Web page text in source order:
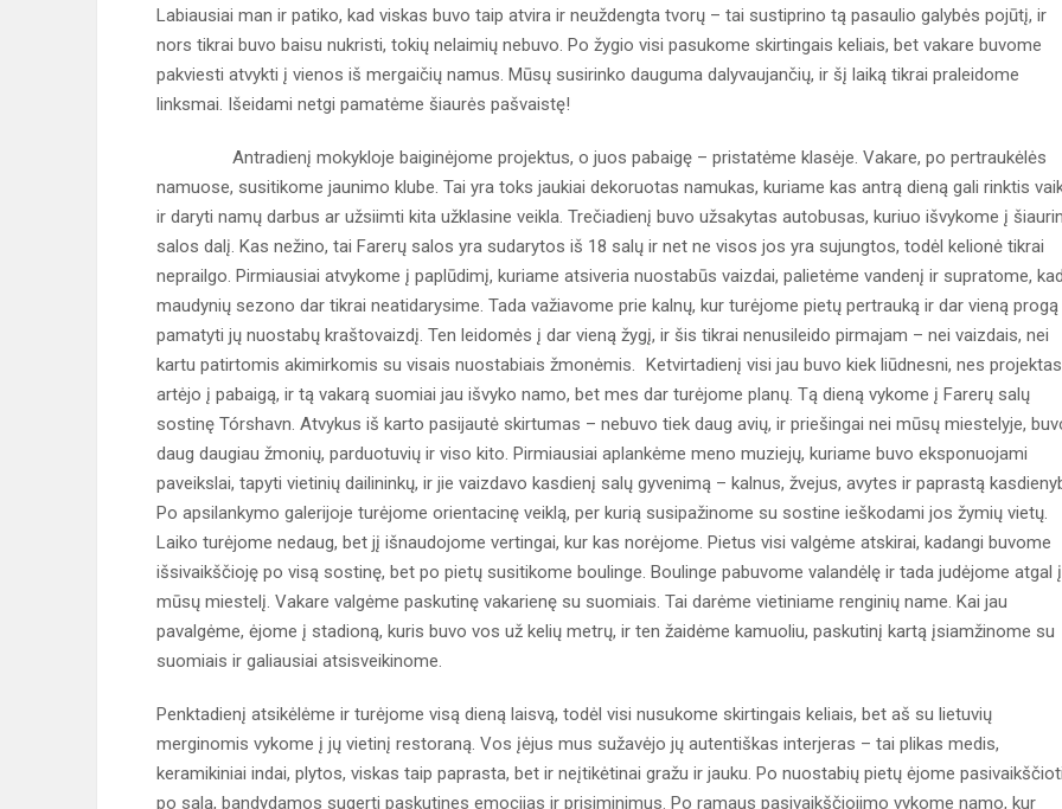
Labiausiai man ir patiko, kad viskas buvo taip atvira ir neuždengta tvorų – tai sustiprino tą pasaulio galybės pojūtį, ir
nors tikrai buvo baisu nukristi, tokių nelaimių nebuvo. Po žygio visi pasukome skirtingais keliais, bet vakare buvome
pakviesti atvykti į vienos iš mergaičių namus. Mūsų susirinko dauguma dalyvaujančių, ir šį laiką tikrai praleidome
linksmai. Išeidami netgi pamatėme šiaurės pašvaistę!
Antradienį mokykloje baiginėjome projektus, o juos pabaigę – pristatėme klasėje. Vakare, po pertraukėlės
namuose, susitikome jaunimo klube. Tai yra toks jaukiai dekoruotas namukas, kuriame kas antrą dieną gali rinktis
ir daryti namų darbus ar užsiimti kita užklasine veikla. Trečiadienį buvo užsakytas autobusas, kuriuo išvykome į
salos dalį. Kas nežino, tai Farerų salos yra sudarytos iš 18 salų ir net ne visos jos yra sujungtos, todėl kelionė tikrai
neprailgo. Pirmiausiai atvykome į paplūdimį, kuriame atsiveria nuostabūs vaizdai, palietėme vandenį ir supratome, kad
maudynių sezono dar tikrai neatidarysime. Tada važiavome prie kalnų, kur turėjome pietų pertrauką ir dar vieną progą
pamatyti jų nuostabų kraštovaizdį. Ten leidomės į dar vieną žygį, ir šis tikrai nenusileido pirmajam – nei vaizdais, nei
kartu patirtomis akimirkomis su visais nuostabiais žmonėmis. Ketvirtadienį visi jau buvo kiek liūdnesni, nes projektas
artėjo į pabaigą, ir tą vakarą suomiai jau išvyko namo, bet mes dar turėjome planų. Tą dieną vykome į Farerų salų
sostinę Tórshavn. Atvykus iš karto pasijautė skirtumas – nebuvo tiek daug avių, ir priešingai nei mūsų miestelyje,
daug daugiau žmonių, parduotuvių ir viso kito. Pirmiausiai aplankėme meno muziejų, kuriame buvo eksponuojami
paveikslai, tapyti vietinių dailininkų, ir jie vaizdavo kasdienį salų gyvenimą – kalnus, žvejus, avytes ir paprastą
Po apsilankymo galerijoje turėjome orientacinę veiklą, per kurią susipažinome su sostine ieškodami jos žymių vietų.
Laiko turėjome nedaug, bet jį išnaudojome vertingai, kur kas norėjome. Pietus visi valgėme atskirai, kadangi buvome
išsivaikščioję po visą sostinę, bet po pietų susitikome boulinge. Boulinge pabuvome valandėlę ir tada judėjome atgal į
mūsų miestelį. Vakare valgėme paskutinę vakarienę su suomiais. Tai darėme vietiniame renginių name. Kai jau
pavalgėme, ėjome į stadioną, kuris buvo vos už kelių metrų, ir ten žaidėme kamuoliu, paskutinį kartą įsiamžinome su
suomiais ir galiausiai atsisveikinome.
Penktadienį atsikėlėme ir turėjome visą dieną laisvą, todėl visi nusukome skirtingais keliais, bet aš su lietuvių
merginomis vykome į jų vietinį restoraną. Vos įėjus mus sužavėjo jų autentiškas interjeras – tai plikas medis,
keramikiniai indai, plytos, viskas taip paprasta, bet ir neįtikėtinai gražu ir jauku. Po nuostabių pietų ėjome pasivaikščioti
po salą, bandydamos sugerti paskutines emocijas ir prisiminimus. Po ramaus pasivaikščiojimo vykome namo, kur